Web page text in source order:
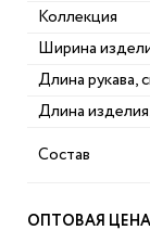
ОПТОВАЯ ЦЕНА
Коллекция
Ширина
Длина рукава,
Длина
Состав